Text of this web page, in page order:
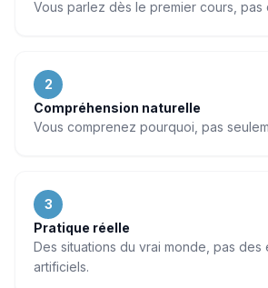
Vous parlez dès le premier cours, pas
2
Compréhension naturelle
Vous comprenez pourquoi, pas
3
Pratique réelle
Des situations du vrai monde, pas des
artificiels.